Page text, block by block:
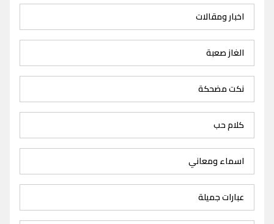
اخبار ومقالات
الغاز صعبة
نكت مضحكة
كلام حب
اسماء ومعاني
عبارات جميلة